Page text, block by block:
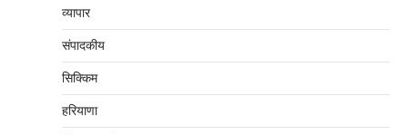
व्यापार
संपादकीय
सिक्किम
हरियाणा